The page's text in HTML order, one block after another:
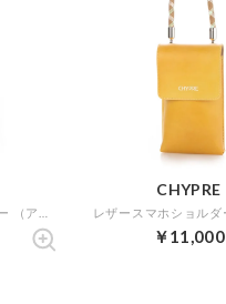
CHYPRE
￥11,000